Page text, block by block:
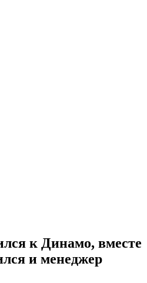
к Динамо, вместе
и менеджер